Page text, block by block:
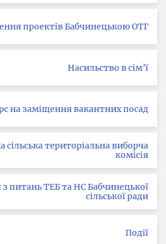
проектів Бабчинецькою ОТГ
Насильство в сім’ї
на заміщення вакантних посад
сільська територіальна виборча
комісія
з питань ТЕБ та НС Бабчинецької
сільської ради
Події